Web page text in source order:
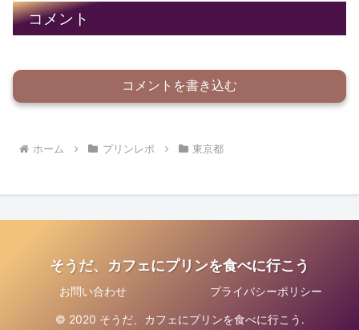
コメント
コメントを書き込む
ホーム プリンレポ 東京都
そうだ、カフェにプリンを食べに行こう
お問い合わせ プライバシーポリシー
© 2020 そうだ、カフェにプリンを食べに行こう.